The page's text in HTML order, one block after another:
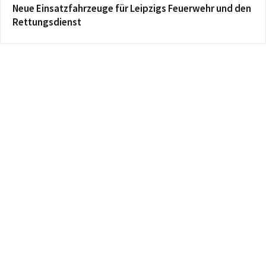
Neue Einsatzfahrzeuge für Leipzigs Feuerwehr und den
Rettungsdienst